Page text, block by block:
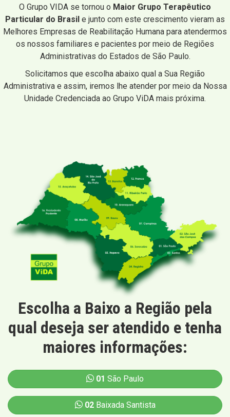
O Grupo VIDA se tornou o Maior Grupo Terapêutico
Particular do Brasil e junto com este crescimento vieram as
Melhores Empresas de Reabilitação Humana para atendermos
os nossos familiares e pacientes por meio de Regiões
Administrativas do Estados de São Paulo.
Solicitamos que escolha abaixo qual a Sua Região
Administrativa e assim, iremos lhe atender por meio da Nossa
Unidade Credenciada ao Grupo ViDA mais próxima.
Escolha a Baixo a Região pela
qual deseja ser atendido e tenha
maiores informações:
01 São Paulo
02Baixada Santista